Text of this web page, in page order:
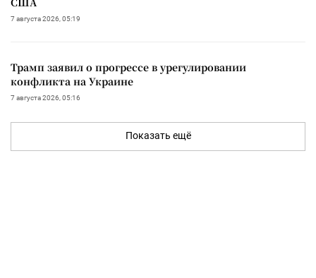
7 августа 2026, 05:19
Трамп заявил о прогрессе в урегулировании
конфликта на Украине
7 августа 2026, 05:16
Показать ещё